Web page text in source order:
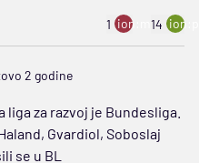
1 ion:minus
14
2 godine
liga za razvoj je Bundesliga.
Gvardiol, Soboslaj
se u BL